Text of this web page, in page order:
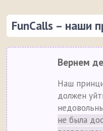
FunCalls – наши
Вернем
Наш
должен
не была